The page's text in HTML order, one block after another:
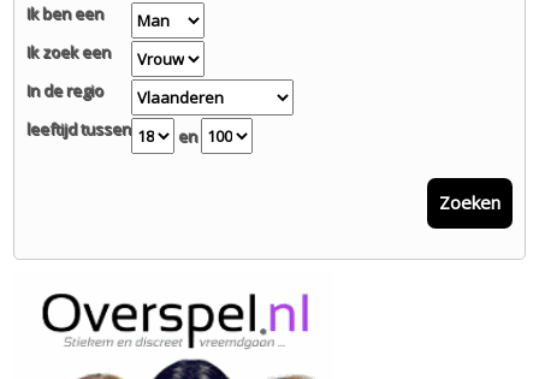
Ik ben een
Ik zoek een
In de regio
leeftijd tussen
en
Zoeken